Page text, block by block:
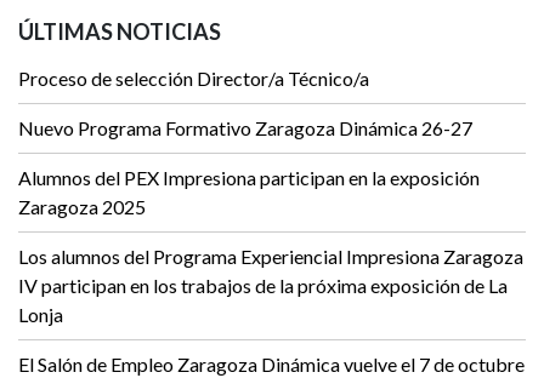
ÚLTIMAS NOTICIAS
Proceso de selección Director/a Técnico/a
Nuevo Programa Formativo Zaragoza Dinámica 26-27
Alumnos del PEX Impresiona participan en la exposición
Zaragoza 2025
Los alumnos del Programa Experiencial Impresiona Zaragoza
IV participan en los trabajos de la próxima exposición de La
Lonja
El Salón de Empleo Zaragoza Dinámica vuelve el 7 de octubre